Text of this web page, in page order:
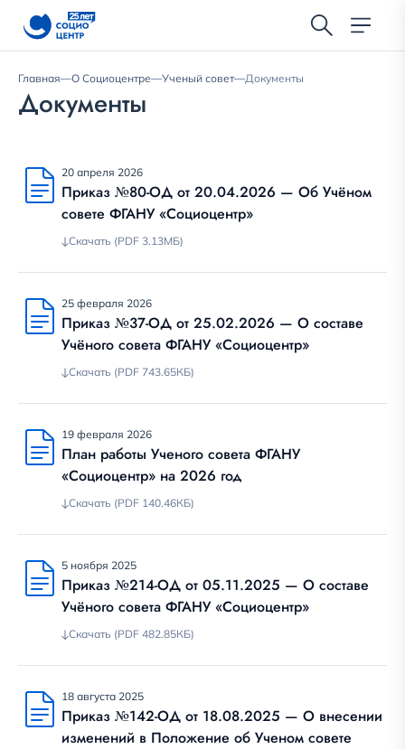
Главная—О Социоцентре—Ученый совет—Документы
Документы
20 апреля 2026
Приказ №80-ОД от 20.04.2026 — Об Учёном
совете ФГАНУ «Социоцентр»
Скачать (PDF 3.13МБ)
25 февраля 2026
Приказ №37-ОД от 25.02.2026 — О составе
Учёного совета ФГАНУ «Социоцентр»
Скачать (PDF 743.65КБ)
19 февраля 2026
План работы Ученого совета ФГАНУ
«Социоцентр» на 2026 год
Скачать (PDF 140.46КБ)
5 ноября 2025
Приказ №214-ОД от 05.11.2025 — О составе
Учёного совета ФГАНУ «Социоцентр»
Скачать (PDF 482.85КБ)
18 августа 2025
Приказ №142-ОД от 18.08.2025 — О внесении
изменений в Положение об Ученом совете